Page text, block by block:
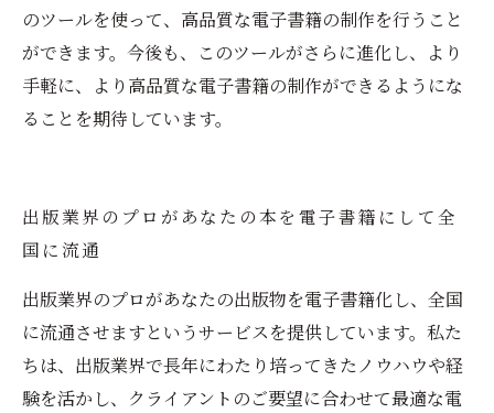
のツールを使って、高品質な電子書籍の制作を行うこと
ができます。今後も、このツールがさらに進化し、より
手軽に、より高品質な電子書籍の制作ができるようにな
ることを期待しています。
出版業界のプロがあなたの本を電子書籍にして全
国に流通
出版業界のプロがあなたの出版物を電子書籍化し、全国
に流通させますというサービスを提供しています。私た
ちは、出版業界で長年にわたり培ってきたノウハウや経
験を活かし、クライアントのご要望に合わせて最適な電